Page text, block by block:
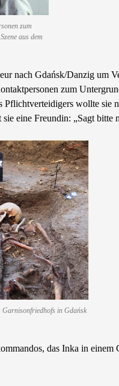
zum
aus dem
nach Gdańsk/Danzig um
zum
wollte sie
eine Freundin: „Sagt
Garnisonfriedhofs in Gdańsk
das Inka in